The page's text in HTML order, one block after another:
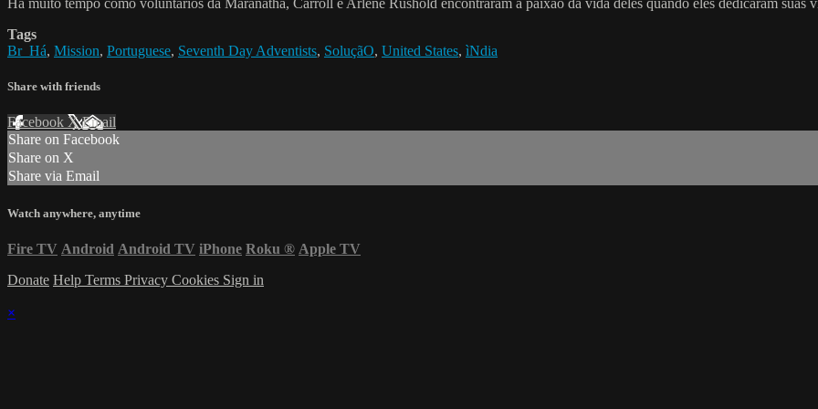
Há muito tempo como voluntários da Maranatha, Carroll e Arlene Rushold encontraram a paixão da vida deles quando eles dedicaram suas
Tags
Br_Há, Mission, Portuguese, Seventh Day Adventists, SoluçãO, United States, ìNdia
Share with friends
Facebook XEmail
Share on Facebook
Share on X
Share via Email
Watch anywhere, anytime
Fire TV Android Android TV iPhone Roku ® Apple TV
Donate Help Terms Privacy Cookies Sign in
×